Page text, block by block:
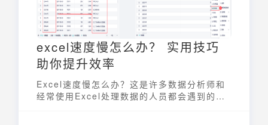
excel速度慢怎么办？ 实用技巧
助你提升效率
Excel速度慢怎么办？这是许多数据分析师和
经常使用Excel处理数据的人员都会遇到的问